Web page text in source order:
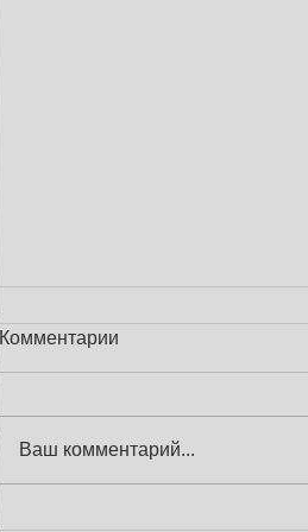
Комментарии
Ваш комментарий...